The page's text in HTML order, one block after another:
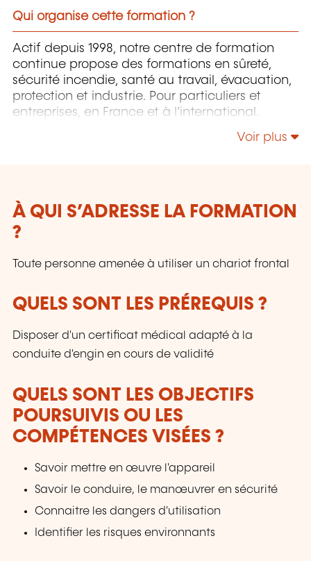
Qui organise cette formation ?
Actif depuis 1998, notre centre de formation
continue propose des formations en sûreté,
sécurité incendie, santé au travail, évacuation,
protection et industrie. Pour particuliers et
entreprises, en France et à l’international.
Voir plus
À QUI S’ADRESSE LA FORMATION
?
Toute personne amenée à utiliser un chariot frontal
QUELS SONT LES PRÉREQUIS ?
Disposer d'un certificat médical adapté à la
conduite d'engin en cours de validité
QUELS SONT LES OBJECTIFS
POURSUIVIS OU LES
COMPÉTENCES VISÉES ?
Savoir mettre en œuvre l'appareil
Savoir le conduire, le manœuvrer en sécurité
Connaitre les dangers d'utilisation
Identifier les risques environnants